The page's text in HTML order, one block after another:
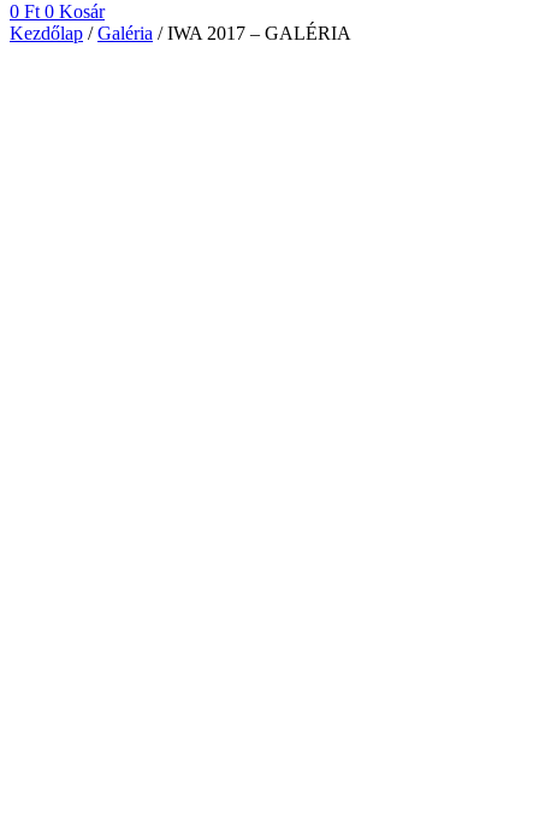
0 Ft 0 Kosár
Kezdőlap /Galéria / IWA 2017 – GALÉRIA